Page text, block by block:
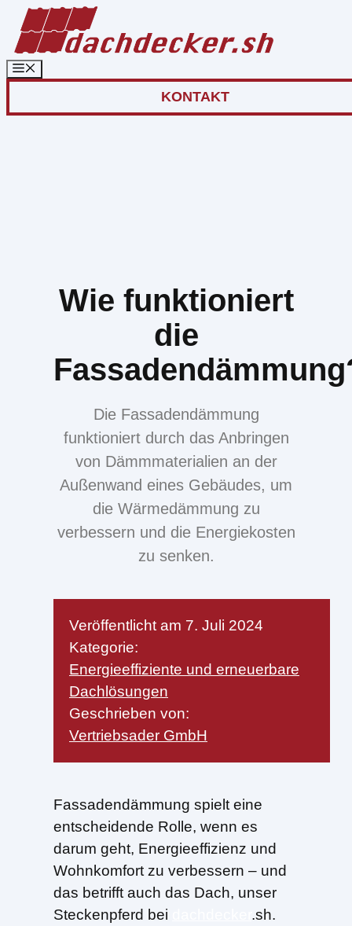
Zum
Inhalt
springen
KONTAKT
Wie funktioniert
die
Die Fassadendämmung
funktioniert durch das Anbringen
von Dämmmaterialien an der
Außenwand eines Gebäudes, um
die Wärmedämmung zu
verbessern und die Energiekosten
zu senken.
Veröffentlicht am 7. Juli 2024
Kategorie:
Energieeffiziente und erneuerbare
Dachlösungen
Geschrieben von:
Vertriebsader GmbH
Fassadendämmung spielt eine
entscheidende Rolle, wenn es
darum geht, Energieeffizienz und
Wohnkomfort zu verbessern – und
das betrifft auch das Dach, unser
Steckenpferd bei
.sh.